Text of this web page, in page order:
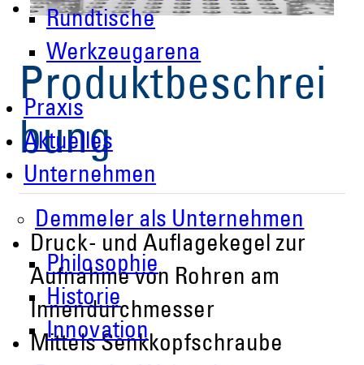
Rundtische
Werkzeugarena
Praxis
Aktuelles
Unternehmen
Demmeler als Unternehmen
Philosophie
Historie
Innovation
Produktbeschrei
bung
Druck- und Auflagekegel zur
Aufnahme von Rohren am
Innendurchmesser
Mittels Senkkopfschraube